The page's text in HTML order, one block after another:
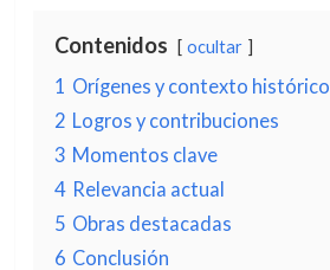
Contenidos ocultar
1 Orígenes y contexto histórico
2 Logros y contribuciones
3 Momentos clave
4 Relevancia actual
5 Obras destacadas
6 Conclusión